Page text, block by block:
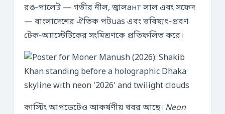
রঙ‑পালেট — গভীর নীল, জ্বালант লাল এবং সফেদ
— বাংলাদেশের ঐতিক পটuas এবং ভবিষ্যৎ‑প্রবণ
টেক‑অ্যাস্টেটিকের সংমিশ্রণকে প্রতিফলিত করে।
কাস্টিং আপডেটেও আকর্ষণীয় খবর আছে। Neon